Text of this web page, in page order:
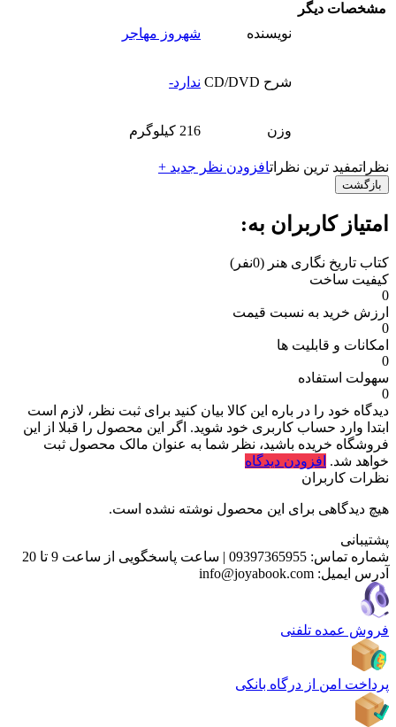
مشخصات دیگر
نویسنده شهروز مهاجر
شرح CD/DVD ندارد-
وزن 216 کیلوگرم
نظراتمفید ترین نظراتافزودن نظر جدید +
بازگشت
امتیاز کاربران به:
کتاب تاریخ نگاری هنر (0نفر)
کیفیت ساخت
0
ارزش خرید به نسبت قیمت
0
امکانات و قابلیت ها
0
سهولت استفاده
0
دیدگاه خود را در باره این کالا بیان کنید برای ثبت نظر، لازم است
ابتدا وارد حساب کاربری خود شوید. اگر این محصول را قبلا از این
فروشگاه خریده باشید، نظر شما به عنوان مالک محصول ثبت
خواهد شد. افزودن دیدگاه
نظرات کاربران
هیچ دیدگاهی برای این محصول نوشته نشده است.
پشتیبانی
شماره تماس: 09397365955
| ساعت پاسخگویی از ساعت 9 تا 20
آدرس ایمیل: info@joyabook.com
فروش عمده تلفنی
پرداخت امن از درگاه بانکی